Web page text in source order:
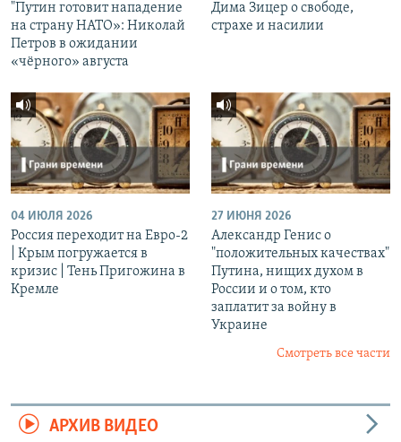
"Путин готовит нападение
на страну НАТО»: Николай
Петров в ожидании
«чёрного» августа
Дима Зицер о свободе,
страхе и насилии
04 ИЮЛЯ 2026
Россия переходит на Евро-2
| Крым погружается в
кризис | Тень Пригожина в
Кремле
27 ИЮНЯ 2026
Александр Генис о
"положительных качествах"
Путина, нищих духом в
России и о том, кто
заплатит за войну в
Украине
Смотреть все части
АРХИВ ВИДЕО